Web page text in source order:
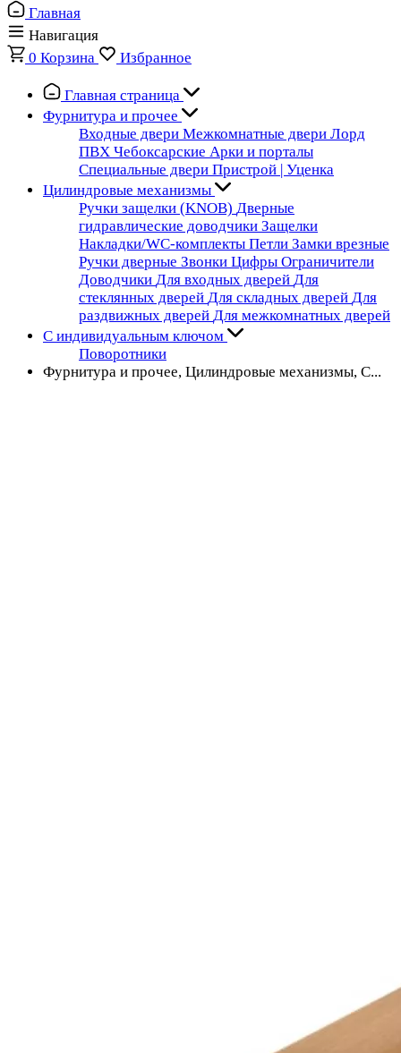
Главная
Навигация
0 Корзина Избранное
Главная страница
Фурнитура и прочее
Входные двери Межкомнатные двери Лорд
ПВХ Чебоксарские Арки и порталы
Специальные двери Пристрой | Уценка
Цилиндровые механизмы
Ручки защелки (KNOB) Дверные
гидравлические доводчики Защелки
Накладки/WC-комплекты Петли Замки врезные
Ручки дверные Звонки Цифры Ограничители
Доводчики Для входных дверей Для
стеклянных дверей Для складных дверей Для
раздвижных дверей Для межкомнатных дверей
С индивидуальным ключом
Поворотники
Фурнитура и прочее, Цилиндровые механизмы, С...